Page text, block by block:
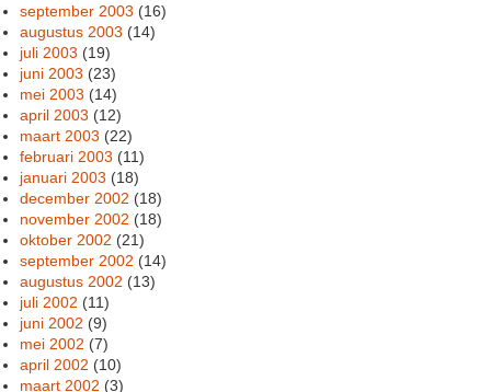
september 2003 (16)
augustus 2003 (14)
juli 2003 (19)
juni 2003 (23)
mei 2003 (14)
april 2003 (12)
maart 2003 (22)
februari 2003 (11)
januari 2003 (18)
december 2002 (18)
november 2002 (18)
oktober 2002 (21)
september 2002 (14)
augustus 2002 (13)
juli 2002 (11)
juni 2002 (9)
mei 2002 (7)
april 2002 (10)
maart 2002 (3)